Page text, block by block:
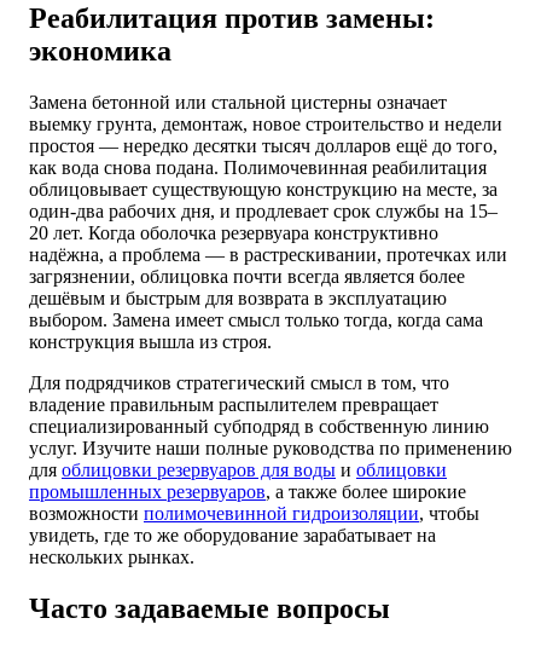
Реабилитация против замены:
экономика
Замена бетонной или стальной цистерны означает
выемку грунта, демонтаж, новое строительство и недели
простоя — нередко десятки тысяч долларов ещё до того,
как вода снова подана. Полимочевинная реабилитация
облицовывает существующую конструкцию на месте, за
один-два рабочих дня, и продлевает срок службы на 15–
20 лет. Когда оболочка резервуара конструктивно
надёжна, а проблема — в растрескивании, протечках или
загрязнении, облицовка почти всегда является более
дешёвым и быстрым для возврата в эксплуатацию
выбором. Замена имеет смысл только тогда, когда сама
конструкция вышла из строя.
Для подрядчиков стратегический смысл в том, что
владение правильным распылителем превращает
специализированный субподряд в собственную линию
услуг. Изучите наши полные руководства по применению
для облицовки резервуаров для воды и облицовки
промышленных резервуаров, а также более широкие
возможности полимочевинной гидроизоляции, чтобы
увидеть, где то же оборудование зарабатывает на
нескольких рынках.
Часто задаваемые вопросы